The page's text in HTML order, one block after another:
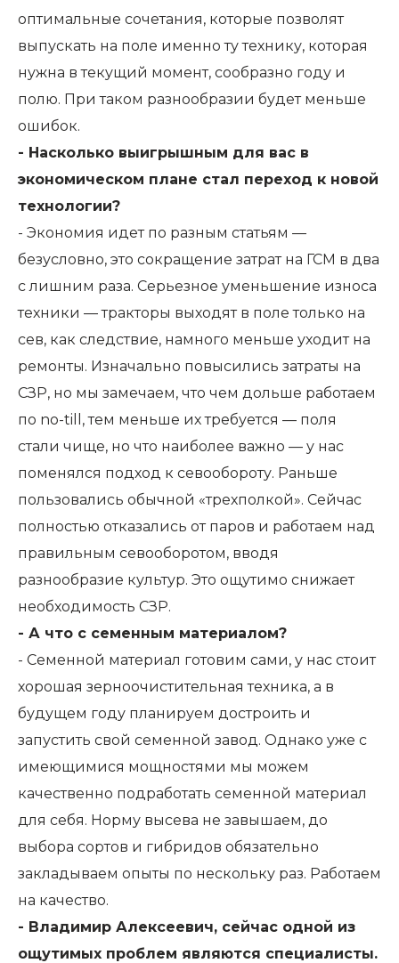
оптимальные сочетания, которые позволят
выпускать на поле именно ту технику, которая
нужна в текущий момент, сообразно году и
полю. При таком разнообразии будет меньше
ошибок.
- Насколько выигрышным для вас в
экономическом плане стал переход к новой
технологии?
- Экономия идет по разным статьям —
безусловно, это сокращение затрат на ГСМ в два
с лишним раза. Серьезное уменьшение износа
техники — тракторы выходят в поле только на
сев, как следствие, намного меньше уходит на
ремонты. Изначально повысились затраты на
СЗР, но мы замечаем, что чем дольше работаем
по no-till, тем меньше их требуется — поля
стали чище, но что наиболее важно — у нас
поменялся подход к севообороту. Раньше
пользовались обычной «трехполкой». Сейчас
полностью отказались от паров и работаем над
правильным севооборотом, вводя
разнообразие культур. Это ощутимо снижает
необходимость СЗР.
- А что с семенным материалом?
- Семенной материал готовим сами, у нас стоит
хорошая зерноочистительная техника, а в
будущем году планируем достроить и
запустить свой семенной завод. Однако уже с
имеющимися мощностями мы можем
качественно подработать семенной материал
для себя. Норму высева не завышаем, до
выбора сортов и гибридов обязательно
закладываем опыты по нескольку раз. Работаем
на качество.
- Владимир Алексеевич, сейчас одной из
ощутимых проблем являются специалисты.